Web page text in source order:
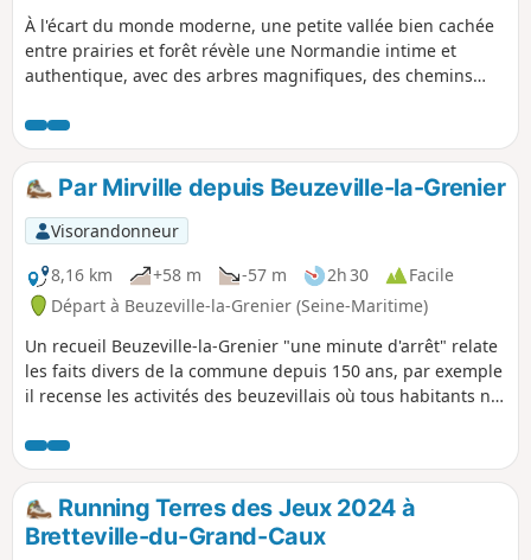
À l'écart du monde moderne, une petite vallée bien cachée
entre prairies et forêt révèle une Normandie intime et
authentique, avec des arbres magnifiques, des chemins
paysages vallonnés. Cet itinéraire n'est pas balisé, d'où son
nom de "balade secrète": la géolocalisation est donc
conseillée.
Par Mirville depuis Beuzeville-la-Grenier
Visorandonneur
8,16 km
+58 m -57 m 2h 30
Facile
Départ à Beuzeville-la-Grenier (Seine-Maritime)
Un recueil Beuzeville-la-Grenier "une minute d'arrêt" relate
les faits divers de la commune depuis 150 ans, par exemple
il recense les activités des beuzevillais où tous habitants ne
tisseurs, il y avait un métier à tisser dans presque toutes les
maisons.
Running Terres des Jeux 2024 à
Bretteville-du-Grand-Caux